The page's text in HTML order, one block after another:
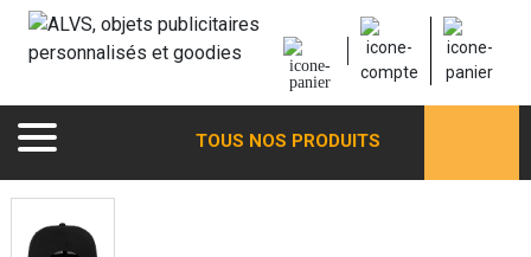
TOUS NOS PRODUITS